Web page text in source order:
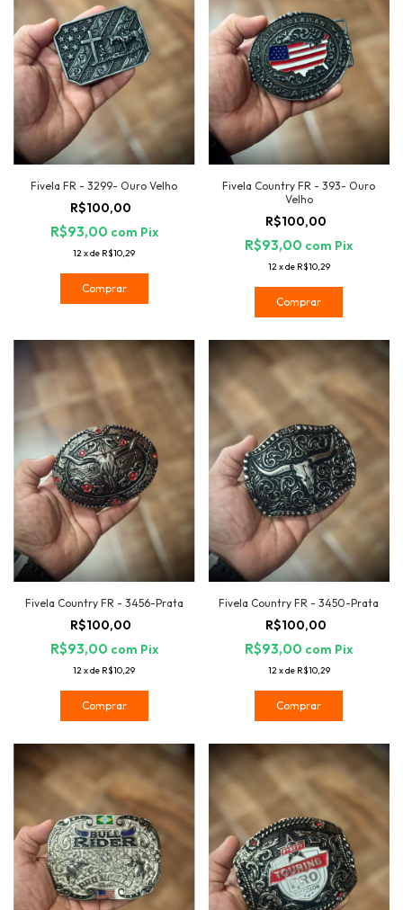
Fivela FR - 3299- Ouro Velho
R$100,00
R$93,00 com Pix
12xde R$10,29
Comprar
Fivela Country FR - 393- Ouro
Velho
R$100,00
R$93,00 com Pix
12xde R$10,29
Comprar
Fivela Country FR - 3456-Prata
R$100,00
R$93,00 com Pix
12xde R$10,29
Comprar
Fivela Country FR - 3450-Prata
R$100,00
R$93,00 com Pix
12xde R$10,29
Comprar